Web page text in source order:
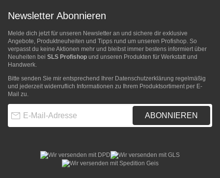
Newsletter Abonnieren
Melde dich jetzt für unseren Newsletter an und sichere dir exklusive
Angebote, Produktneuheiten und Tipps rund um unseren Profishop. So
verpasst du keine Aktionen mehr und bleibst immer bestens informiert über
Neuheiten bei SLS Profishop und unseren Produkten für Werkstatt und
Handwerk.
Bitte senden Sie mir entsprechend Ihrer Datenschutzerklärung regelmäßig
und jederzeit widerruflich Informationen zu Ihrem Produktsortiment per E-
Mail zu.
ABONNIEREN